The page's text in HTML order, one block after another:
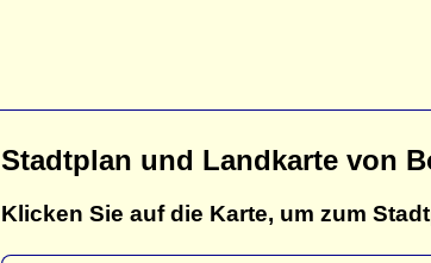
Stadtplan und Landkarte von
Klicken Sie auf die Karte, um zum